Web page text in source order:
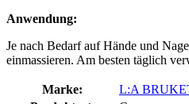
Anwendung:
Je nach Bedarf auf Hände und
einmassieren. Am besten täglich
Marke:
L:A